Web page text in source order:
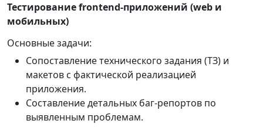
Тестирование frontend-приложений (web и
мобильных)
Основные задачи:
Сопоставление технического задания (ТЗ) и
макетов с фактической реализацией
приложения.
Составление детальных баг-репортов по
выявленным проблемам.